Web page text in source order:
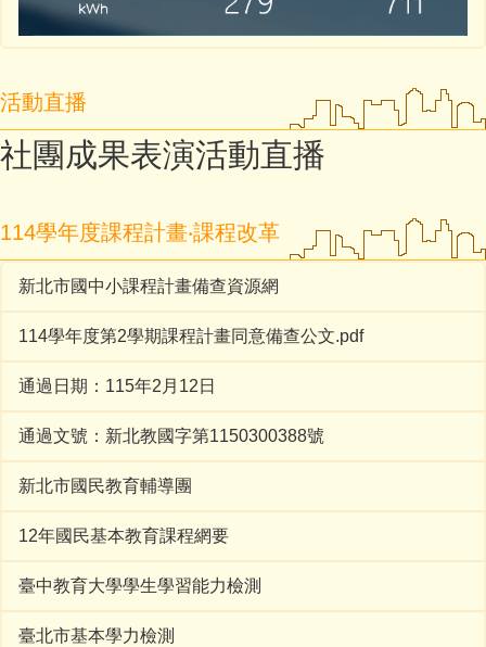
活動直播
社團成果表演活動直播
114學年度課程計畫‧課程改革
新北市國中小課程計畫備查資源網
114學年度第2學期課程計畫同意備查公文.pdf
通過日期：115年2月12日
通過文號：新北教國字第1150300388號
新北市國民教育輔導團
12年國民基本教育課程網要
臺中教育大學學生學習能力檢測
臺北市基本學力檢測